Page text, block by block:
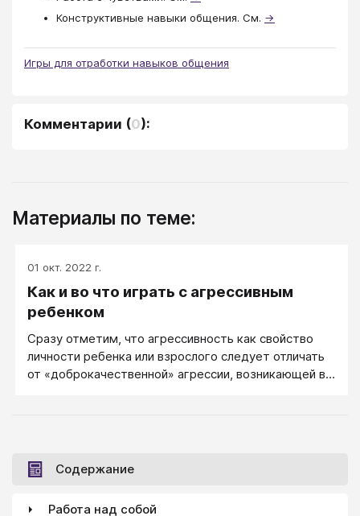
Конструктивные навыки общения. См. →
Игры для отработки навыков общения
Комментарии (0):
Материалы по теме:
01 окт. 2022 г.
Как и во что играть с агрессивным
ребенком
Сразу отметим, что агрессивность как свойство
личности ребенка или взрослого следует отличать
от «доброкачественной» агрессии, возникающей в
ребенка.Содержание
Работа над собой